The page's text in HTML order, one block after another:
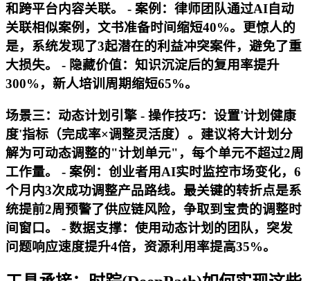
和跨平台内容关联。 - 案例 ：律师团队通过AI自动
关联相似案例，文书准备时间缩短40%。更惊人的
是，系统发现了3起潜在的利益冲突案件，避免了重
大损失。 - 隐藏价值：知识沉淀后的复用率提升
300%，新人培训周期缩短65%。
场景三：动态计划引擎 - 操作技巧：设置'计划健康
度'指标（完成率×调整灵活度）。建议将大计划分
解为可动态调整的"计划单元"，每个单元不超过2周
工作量。 - 案例 ：创业者用AI实时监控市场变化，6
个月内3次成功调整产品路线。最关键的转折点是系
统提前2周预警了供应链风险，争取到宝贵的调整时
间窗口。 - 数据支撑：使用动态计划的团队，突发
问题响应速度提升4倍，资源利用率提高35%。